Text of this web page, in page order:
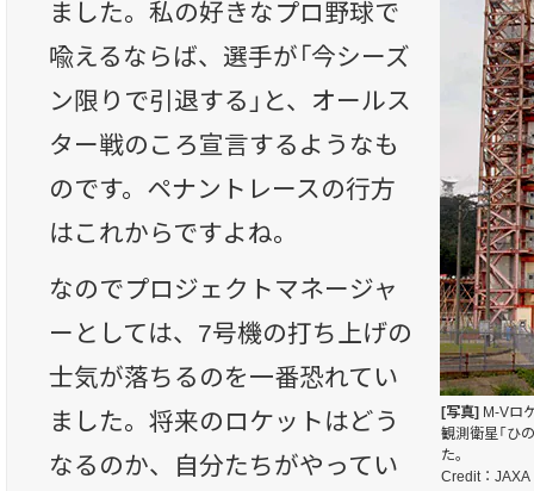
[写真] M-Vロ
観測衛星「ひ
た。
Credit：JAXA
ました。私の好きなプロ野球で
喩えるならば、選手が「今シーズ
ン限りで引退する」と、オールス
ター戦のころ宣言するようなも
のです。ペナントレースの行方
はこれからですよね。
なのでプロジェクトマネージャ
ーとしては、7号機の打ち上げの
士気が落ちるのを一番恐れてい
ました。将来のロケットはどう
なるのか、自分たちがやってい